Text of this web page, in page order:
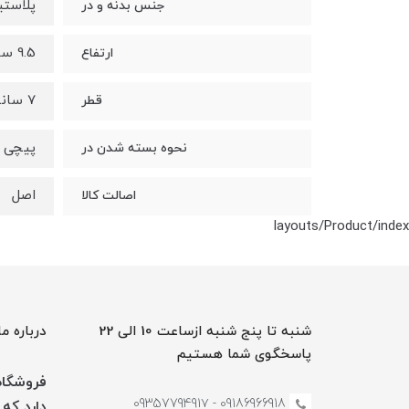
جنس بدنه و در
ارتفاع 9.5 سانتی متر
قطر 7 سانتی متر
نحوه بسته شدن در پیچی
اصالت کالا
اصل
layouts/Product/index
شنبه تا پنج شنبه ازساعت 10 الی 22
پاسخگوی شما هستیم
09186966918 - 0935779491۷
درباره